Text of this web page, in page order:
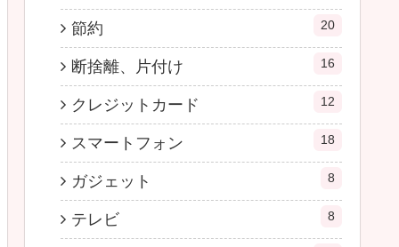
節約 20
断捨離、片付け 16
クレジットカード 12
スマートフォン 18
ガジェット 8
テレビ 8